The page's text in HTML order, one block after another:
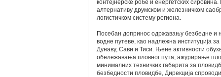
контејнерске робе и енергетских
алтернативу друмском и железничком
логистичком систему региона.
Посебан допринос одржавању безбедне и
водне путеве, као надлежна институција
Дунаву, Сави и Тиси. Њене активности
обележавања пловног пута, ажурирање
минималних техничких габарита за
безбедности пловидбе, Дирекција